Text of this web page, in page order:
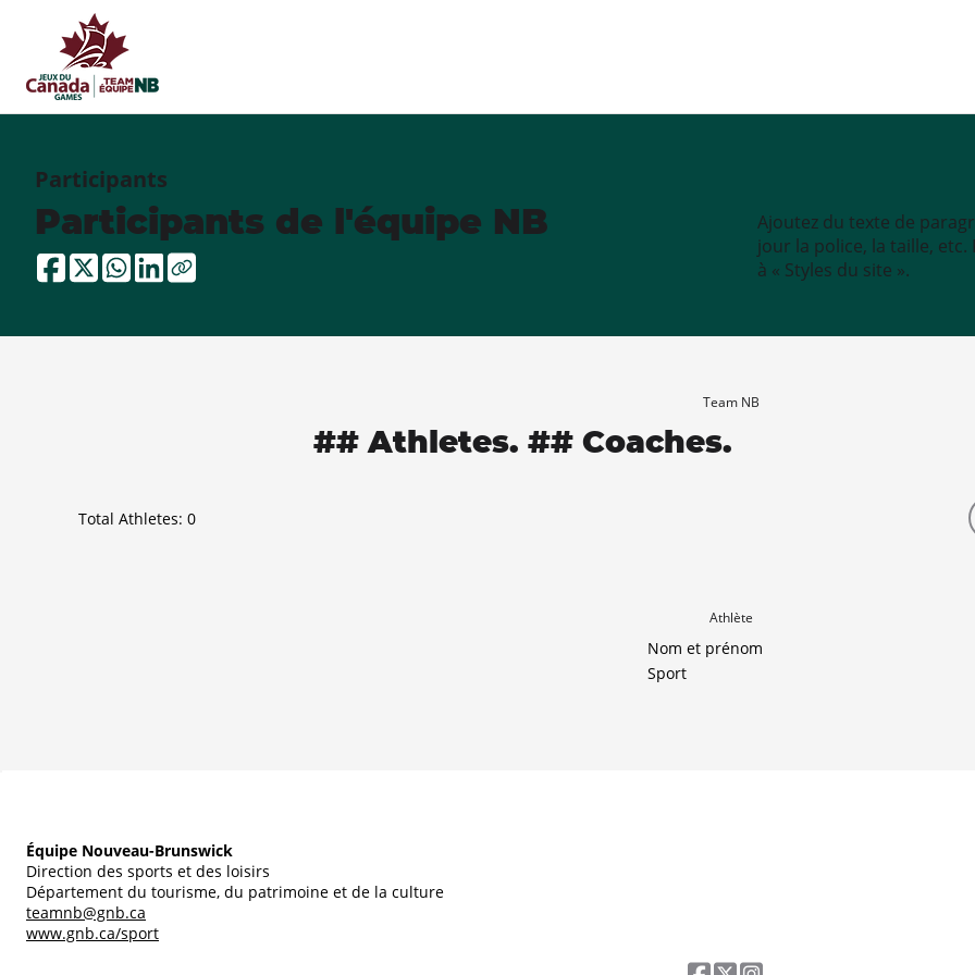
Participants
Participants de l'équipe NB
Ajoutez du texte de
jour la police, la taille,
à « Styles du site ».
Team NB
## Athletes. ## Coaches.
Total Athletes: 0
Athlète
Nom et prénom
Sport
Équipe Nouveau-Brunswick
Direction des sports et des loisirs
Département du tourisme, du patrimoine et de la culture
teamnb@gnb.ca
www.gnb.ca/sport